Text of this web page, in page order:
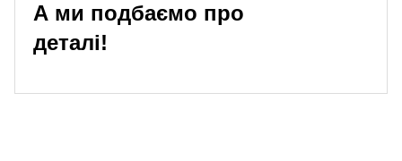
А ми подбаємо про
деталі!